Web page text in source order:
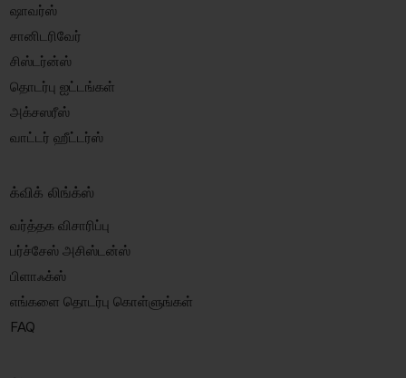
ஷாவர்ஸ்
சானிடரிவேர்
சிஸ்டர்ன்ஸ்
தொடர்பு ஐட்டங்கள்
அக்சஸரீஸ்
வாட்டர் ஹீட்டர்ஸ்
க்விக் லிங்க்ஸ்
வர்த்தக விசாரிப்பு
பர்ச்சேஸ் அசிஸ்டன்ஸ்
பிளாஃக்ஸ்
எங்களை தொடர்பு கொள்ளுங்கள்
FAQ